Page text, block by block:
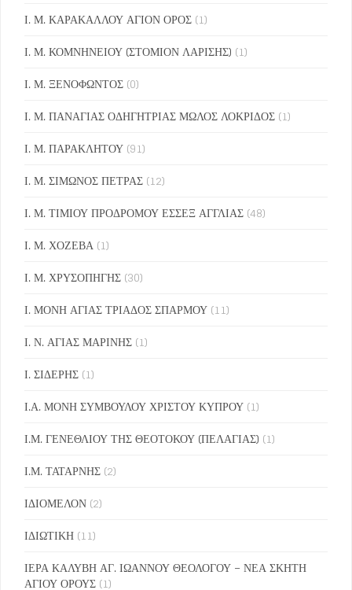
Ι. Μ. ΚΑΡΑΚΑΛΛΟΥ ΑΓΙΟΝ ΟΡΟΣ (1)
Ι. Μ. ΚΟΜΝΗΝΕΙΟΥ (ΣΤΟΜΙΟΝ ΛΑΡΙΣΗΣ) (1)
Ι. Μ. ΞΕΝΟΦΩΝΤΟΣ (0)
Ι. Μ. ΠΑΝΑΓΙΑΣ ΟΔΗΓΗΤΡΙΑΣ ΜΩΛΟΣ ΛΟΚΡΙΔΟΣ (1)
Ι. Μ. ΠΑΡΑΚΛΗΤΟΥ (91)
Ι. Μ. ΣΙΜΩΝΟΣ ΠΕΤΡΑΣ (12)
Ι. Μ. ΤΙΜΙΟΥ ΠΡΟΔΡΟΜΟΥ ΕΣΣΕΞ ΑΓΓΛΙΑΣ (48)
Ι. Μ. ΧΟΖΕΒΑ (1)
Ι. Μ. ΧΡΥΣΟΠΗΓΗΣ (30)
Ι. ΜΟΝΗ ΑΓΙΑΣ ΤΡΙΑΔΟΣ ΣΠΑΡΜΟΥ (11)
Ι. Ν. ΑΓΙΑΣ ΜΑΡΙΝΗΣ (1)
Ι. ΣΙΔΕΡΗΣ (1)
Ι.Α. ΜΟΝΗ ΣΥΜΒΟΥΛΟΥ ΧΡΙΣΤΟΥ ΚΥΠΡΟΥ (1)
Ι.Μ. ΓΕΝΕΘΛΙΟΥ ΤΗΣ ΘΕΟΤΟΚΟΥ (ΠΕΛΑΓΙΑΣ) (1)
Ι.Μ. ΤΑΤΑΡΝΗΣ (2)
ΙΔΙΟΜΕΛΟΝ (2)
ΙΔΙΩΤΙΚΗ (11)
ΙΕΡΑ ΚΑΛΥΒΗ ΑΓ. ΙΩΑΝΝΟΥ ΘΕΟΛΟΓΟΥ – ΝΕΑ ΣΚΗΤΗ
ΑΓΙΟΥ ΟΡΟΥΣ (1)